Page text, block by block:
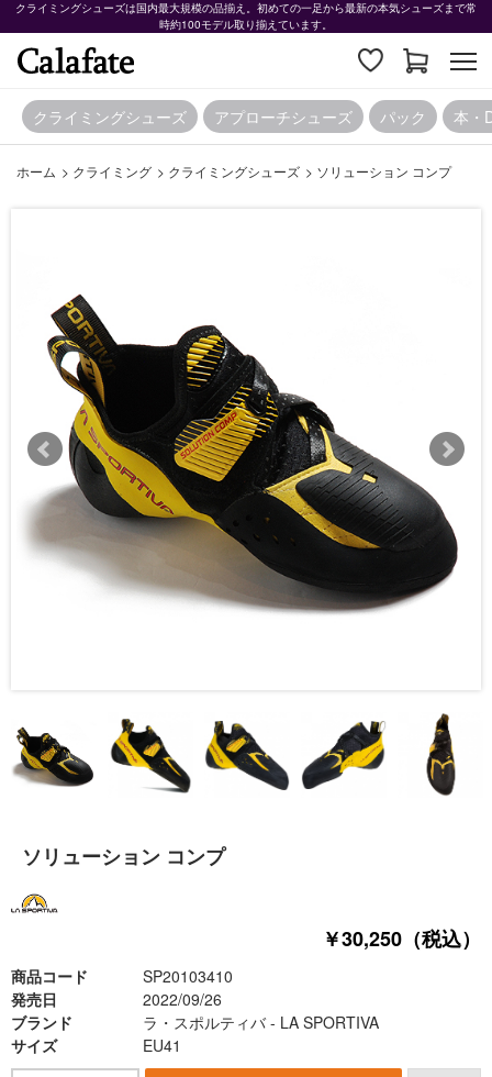
クライミングシューズは国内最大規模の品揃え。初めての一足から最新の本気シューズまで常
時約100モデル取り揃えています。
クライミングシューズ アプローチシューズ パック 本・
ホーム > クライミング > クライミングシューズ > ソリューション コンプ
ソリューション コンプ
￥30,250（税込）
商品コード
SP20103410
発売日
2022/09/26
ブランド
ラ・スポルティバ - LA SPORTIVA
サイズ
EU41